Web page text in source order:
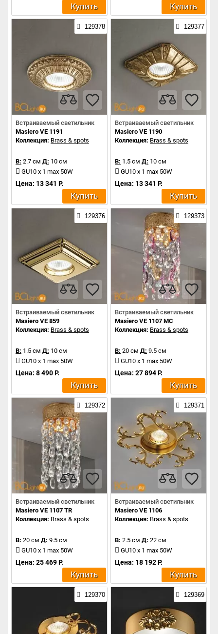
Купить Купить
129378
Встраиваемый светильник
Masiero VE 1191
Коллекция: Brass & spots
В: 2.7 см Д: 10 см
GU10 x 1 max 50W
Цена: 13 341 Р.
Купить
129377
Встраиваемый светильник
Masiero VE 1190
Коллекция: Brass & spots
В: 1.5 см Д: 10 см
GU10 x 1 max 50W
Цена: 13 341 Р.
Купить
129376
Встраиваемый светильник
Masiero VE 859
Коллекция: Brass & spots
В: 1.5 см Д: 10 см
GU10 x 1 max 50W
Цена: 8 490 Р.
Купить
129373
Встраиваемый светильник
Masiero VE 1107 MC
Коллекция: Brass & spots
В: 20 см Д: 9.5 см
GU10 x 1 max 50W
Цена: 27 894 Р.
Купить
129372
Встраиваемый светильник
Masiero VE 1107 TR
Коллекция: Brass & spots
В: 20 см Д: 9.5 см
GU10 x 1 max 50W
Цена: 25 469 Р.
Купить
129371
Встраиваемый светильник
Masiero VE 1106
Коллекция: Brass & spots
В: 2.5 см Д: 22 см
GU10 x 1 max 50W
Цена: 18 192 Р.
Купить
129370 129369